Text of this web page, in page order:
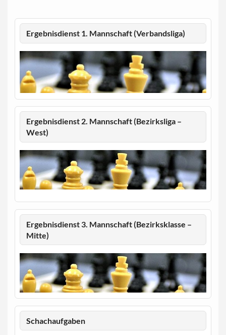
Ergebnisdienst 1. Mannschaft (Verbandsliga)
Ergebnisdienst 2. Mannschaft (Bezirksliga –
West)
Ergebnisdienst 3. Mannschaft (Bezirksklasse –
Mitte)
Schachaufgaben